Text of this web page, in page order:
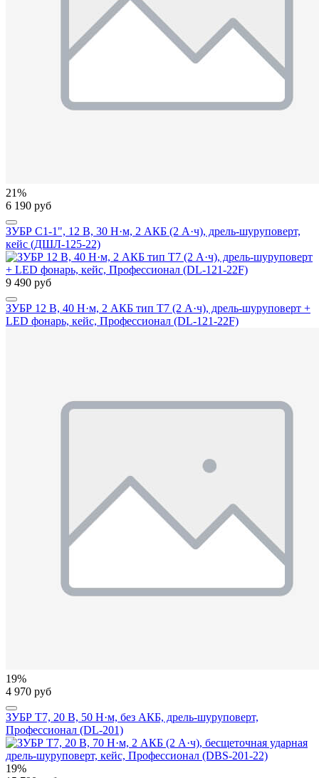
21%
6 190 руб
ЗУБР С1-1", 12 В, 30 Н·м, 2 АКБ (2 А·ч), дрель-шуруповерт,
кейс (ДШЛ-125-22)
9 490 руб
ЗУБР 12 В, 40 Н·м, 2 АКБ тип Т7 (2 А·ч), дрель-шуруповерт +
LED фонарь, кейс, Профессионал (DL-121-22F)
19%
4 970 руб
ЗУБР Т7, 20 В, 50 Н·м, без АКБ, дрель-шуруповерт,
Профессионал (DL-201)
19%